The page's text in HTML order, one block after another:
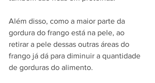
Além disso, como a maior parte da
gordura do frango está na pele, ao
retirar a pele dessas outras áreas do
frango já dá para diminuir a quantidade
de gorduras do alimento.